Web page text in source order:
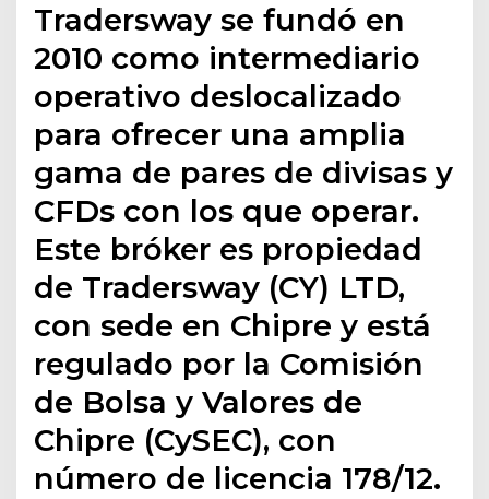
Tradersway se fundó en
2010 como intermediario
operativo deslocalizado
para ofrecer una amplia
gama de pares de divisas y
CFDs con los que operar.
Este bróker es propiedad
de Tradersway (CY) LTD,
con sede en Chipre y está
regulado por la Comisión
de Bolsa y Valores de
Chipre (CySEC), con
número de licencia 178/12.